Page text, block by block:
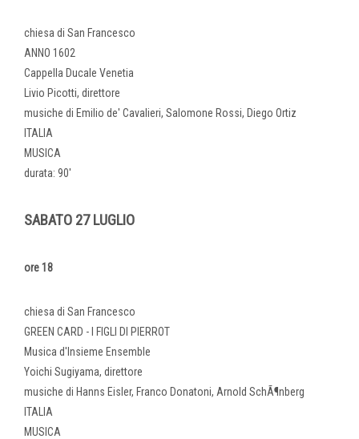
chiesa di San Francesco
ANNO 1602
Cappella Ducale Venetia
Livio Picotti, direttore
musiche di Emilio de' Cavalieri, Salomone Rossi, Diego Ortiz
ITALIA
MUSICA
durata: 90'
SABATO 27 LUGLIO
ore 18
chiesa di San Francesco
GREEN CARD - I FIGLI DI PIERROT
Musica d'Insieme Ensemble
Yoichi Sugiyama, direttore
musiche di Hanns Eisler, Franco Donatoni, Arnold SchÃ¶nberg
ITALIA
MUSICA